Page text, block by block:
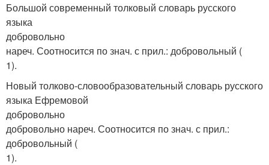
Большой современный толковый словарь русского
языка
добровольно
нареч. Соотносится по знач. с прил.: добровольный (
1).
Новый толково-словообразовательный словарь русского
языка Ефремовой
добровольно
добровольно нареч. Соотносится по знач. с прил.:
добровольный (
1).